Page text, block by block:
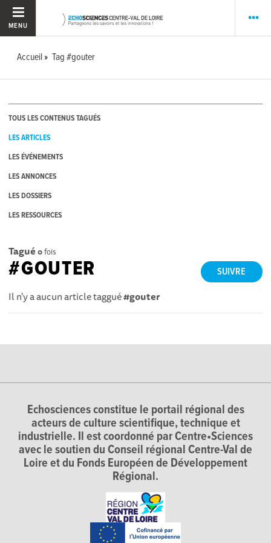
MENU
Accueil Tag #gouter
TOUS LES CONTENUS TAGUÉS
LES ARTICLES
LES ÉVÉNEMENTS
LES ANNONCES
LES DOSSIERS
LES RESSOURCES
Tagué 0fois
SUIVRE
#GOUTER
Il n'y a aucun article taggué#gouter
Echosciences constitue le portail régional des
acteurs de culture scientifique, technique et
industrielle. Il est coordonné par Centre•Sciences
avec le soutien du Conseil régional Centre-Val de
Loire et du Fonds Européen de Développement
Régional.